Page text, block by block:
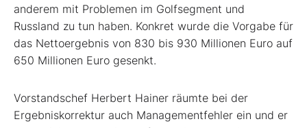
anderem mit Problemen im Golfsegment und
Russland zu tun haben. Konkret wurde die Vorgabe für
das Nettoergebnis von 830 bis 930 Millionen Euro auf
650 Millionen Euro gesenkt.
Vorstandschef Herbert Hainer räumte bei der
Ergebniskorrektur auch Managementfehler ein und er